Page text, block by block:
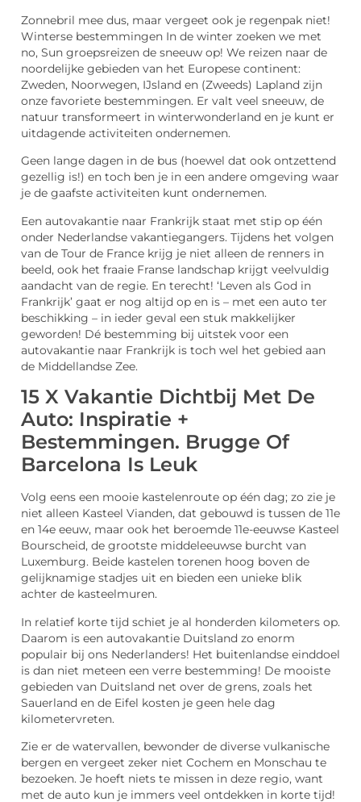
Zonnebril mee dus, maar vergeet ook je regenpak niet!
Winterse bestemmingen In de winter zoeken we met
no, Sun groepsreizen de sneeuw op! We reizen naar de
noordelijke gebieden van het Europese continent:
Zweden, Noorwegen, IJsland en (Zweeds) Lapland zijn
onze favoriete bestemmingen. Er valt veel sneeuw, de
natuur transformeert in winterwonderland en je kunt er
uitdagende activiteiten ondernemen.
Geen lange dagen in de bus (hoewel dat ook ontzettend
gezellig is!) en toch ben je in een andere omgeving waar
je de gaafste activiteiten kunt ondernemen.
Een autovakantie naar Frankrijk staat met stip op één
onder Nederlandse vakantiegangers. Tijdens het volgen
van de Tour de France krijg je niet alleen de renners in
beeld, ook het fraaie Franse landschap krijgt veelvuldig
aandacht van de regie. En terecht! ‘Leven als God in
Frankrijk’ gaat er nog altijd op en is – met een auto ter
beschikking – in ieder geval een stuk makkelijker
geworden! Dé bestemming bij uitstek voor een
autovakantie naar Frankrijk is toch wel het gebied aan
de Middellandse Zee.
15 X Vakantie Dichtbij Met De
Auto: Inspiratie +
Bestemmingen. Brugge Of
Barcelona Is Leuk
Volg eens een mooie kastelenroute op één dag; zo zie je
niet alleen Kasteel Vianden, dat gebouwd is tussen de 11e
en 14e eeuw, maar ook het beroemde 11e-eeuwse Kasteel
Bourscheid, de grootste middeleeuwse burcht van
Luxemburg. Beide kastelen torenen hoog boven de
gelijknamige stadjes uit en bieden een unieke blik
achter de kasteelmuren.
In relatief korte tijd schiet je al honderden kilometers op.
Daarom is een autovakantie Duitsland zo enorm
populair bij ons Nederlanders! Het buitenlandse einddoel
is dan niet meteen een verre bestemming! De mooiste
gebieden van Duitsland net over de grens, zoals het
Sauerland en de Eifel kosten je geen hele dag
kilometervreten.
Zie er de watervallen, bewonder de diverse vulkanische
bergen en vergeet zeker niet Cochem en Monschau te
bezoeken. Je hoeft niets te missen in deze regio, want
met de auto kun je immers veel ontdekken in korte tijd!